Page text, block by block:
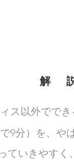
解
ス以外ででき
9分）を、や
ていきやすく